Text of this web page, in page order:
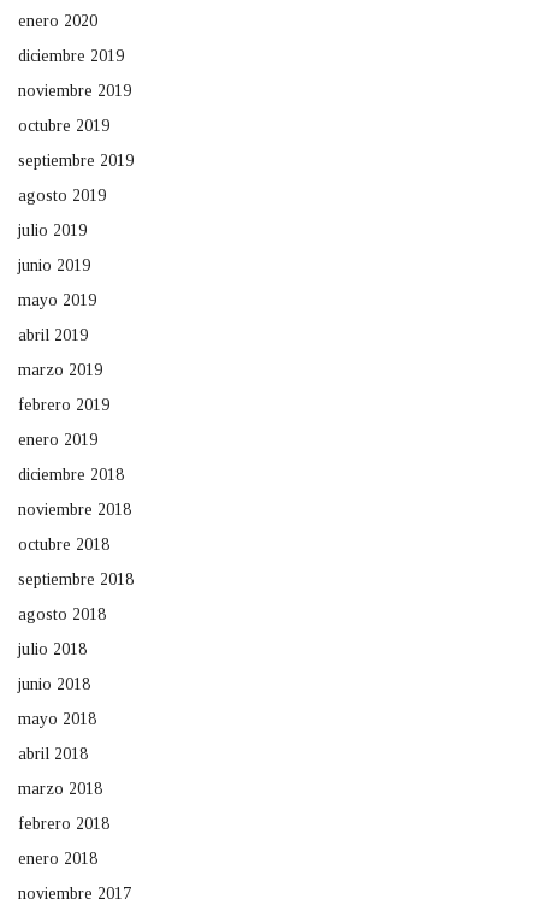
enero 2020
diciembre 2019
noviembre 2019
octubre 2019
septiembre 2019
agosto 2019
julio 2019
junio 2019
mayo 2019
abril 2019
marzo 2019
febrero 2019
enero 2019
diciembre 2018
noviembre 2018
octubre 2018
septiembre 2018
agosto 2018
julio 2018
junio 2018
mayo 2018
abril 2018
marzo 2018
febrero 2018
enero 2018
noviembre 2017